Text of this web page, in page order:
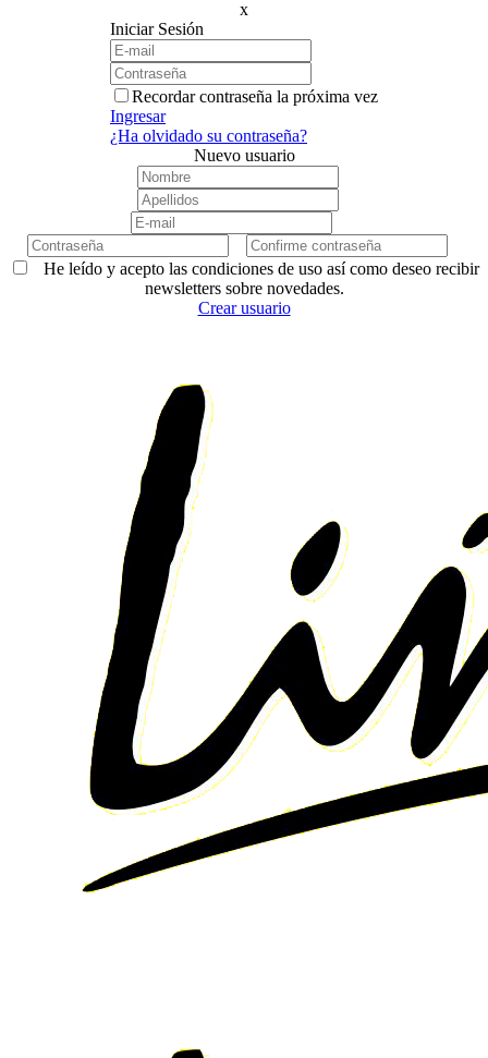
x
Iniciar Sesión
Recordar contraseña la próxima vez
Ingresar
¿Ha olvidado su contraseña?
Nuevo usuario
He leído y acepto las condiciones de uso así como deseo recibir
newsletters sobre novedades.
Crear usuario